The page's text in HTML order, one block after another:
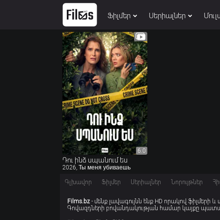
Ֆիլմեր Սերիալներ
6.0
6.0
Դու ինձ սպանում ես
2026, Ты меня убиваешь
Գլխավոր Ֆիլմեր Սերիալներ Նորույթներ
Films.bz - մենք լավագույնն ենք HD որակով ֆիլմերի
Գովազդների բովանդակության համար կայքը